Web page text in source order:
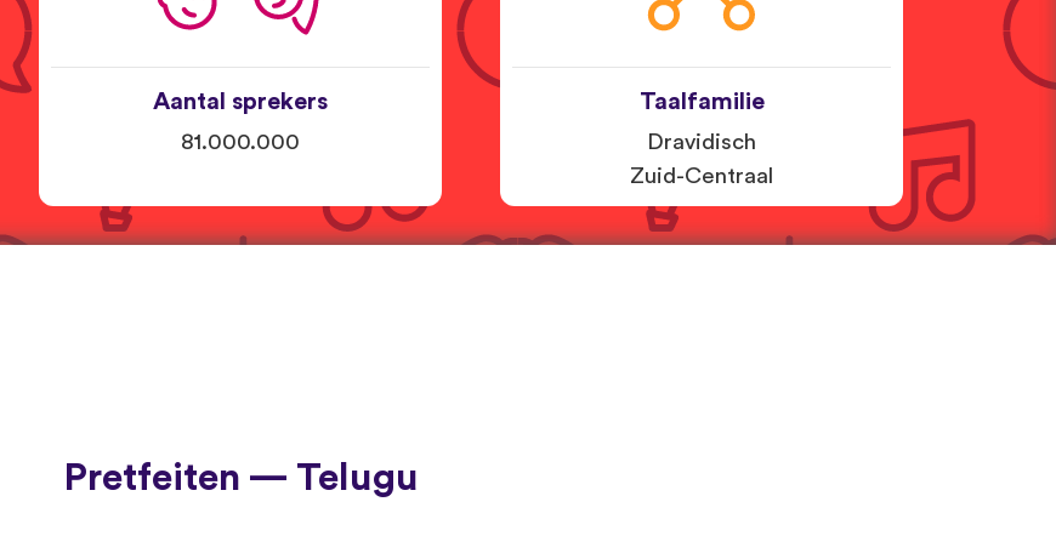
Aantal sprekers
81.000.000
Taalfamilie
Dravidisch
Zuid-Centraal
Pretfeiten — Telugu